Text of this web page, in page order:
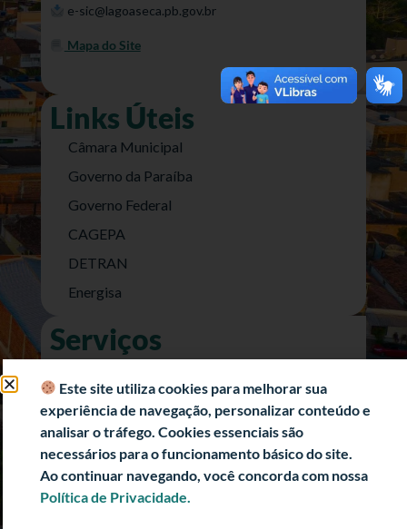
e-sic@lagoaseca.pb.gov.br
Mapa do Site
Links Úteis
Câmara Municipal
Governo da Paraíba
Governo Federal
CAGEPA
DETRAN
Energisa
Serviços
e-SIC (Acesso a Informação)
Transparência Fiscal
História
Informações Turísticas
Este site utiliza cookies para melhorar sua
experiência de navegação, personalizar conteúdo e
analisar o tráfego. Cookies essenciais são
necessários para o funcionamento básico do site.
Ao continuar navegando, você concorda com nossa
Política de Privacidade.